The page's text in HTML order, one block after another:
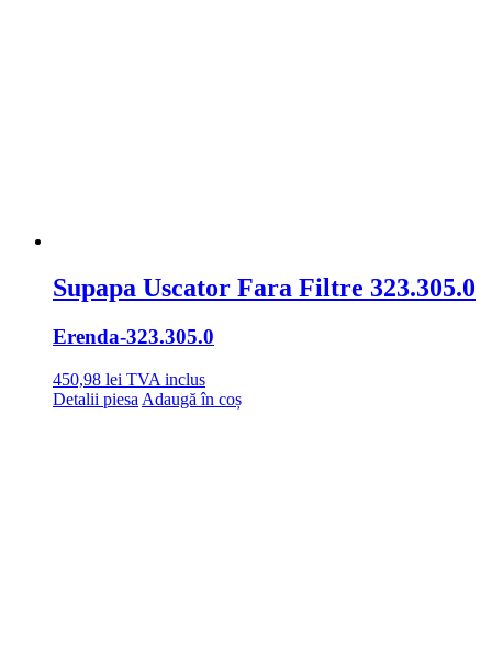
Supapa Uscator Fara Filtre 323.305.0
Erenda-323.305.0
450,98 lei TVA inclus
Detalii piesa Adaugă în coș